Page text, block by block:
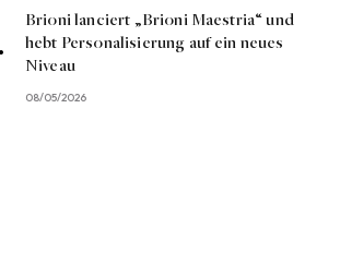
Brioni lanciert „Brioni Maestria“ und
hebt Personalisierung auf ein neues
Niveau
08/05/2026